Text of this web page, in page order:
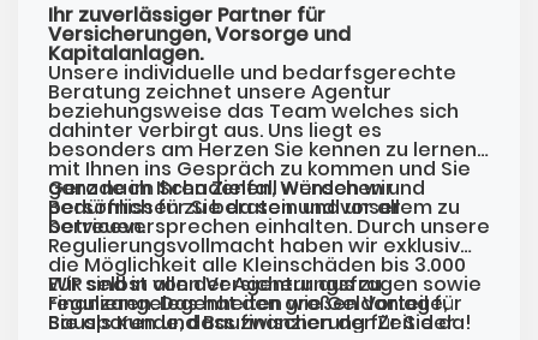
Ihr zuverlässiger Partner für
Versicherungen, Vorsorge und
Kapitalanlagen.
Unsere individuelle und bedarfsgerechte
Beratung zeichnet unsere Agentur
beziehungsweise das Team welches sich
dahinter verbirgt aus. Uns liegt es
besonders am Herzen Sie kennen zu lernen,
mit Ihnen ins Gespräch zu kommen und Sie
ganz nach Ihren Zielen, Wünschen und
Bedürfnissen zu beraten und vor allem zu
betreuen.
Gerade im Schadenfall werden wir
persönlich für Sie da sein und unser
Serviceversprechen einhalten. Durch unsere
Regulierungsvollmacht haben wir exklusiv
die Möglichkeit alle Kleinschäden bis 3.000
EUR selbst von der Agentur aus zu
regulieren. Das hat den großen Vorteil für
Sie als Kunde, dass zwischen der Zeit der
Wir sind in allen Versicherungsfragen sowie
Finanzangelegenheiten wie Geldanlage,
Bausparen und Baufinanzierung für Sie da!